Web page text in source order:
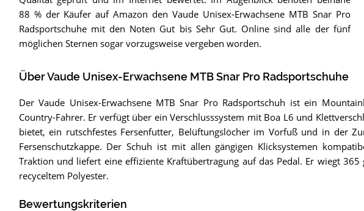
88 % der Käufer auf Amazon den Vaude Unisex-Erwachsene MTB Snar Pro
Radsportschuhe mit den Noten Gut bis Sehr Gut. Online sind alle der fünf
möglichen Sternen sogar vorzugsweise vergeben worden.
Über Vaude Unisex-Erwachsene MTB Snar Pro Radsportschuhe
Der Vaude Unisex-Erwachsene MTB Snar Pro Radsportschuh ist ein
Country-Fahrer. Er verfügt über ein Verschlusssystem mit Boa L6 und
bietet, ein rutschfestes Fersenfutter, Belüftungslöcher im Vorfuß und in der
Fersenschutzkappe. Der Schuh ist mit allen gängigen Klicksystemen
Traktion und liefert eine effiziente Kraftübertragung auf das Pedal. Er wiegt
recyceltem Polyester.
Bewertungskriterien